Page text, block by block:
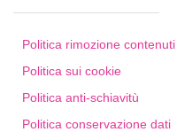
Politica rimozione contenuti
Politica sui cookie
Politica anti-schiavitù
Politica conservazione dati